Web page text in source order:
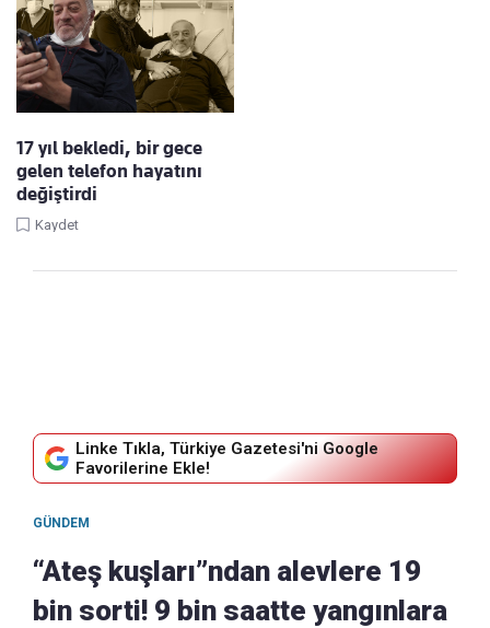
17 yıl bekledi, bir gece
gelen telefon hayatını
değiştirdi
Kaydet
Linke Tıkla, Türkiye Gazetesi'ni Google
Favorilerine Ekle!
GÜNDEM
“Ateş kuşları”ndan alevlere 19
bin sorti! 9 bin saatte yangınlara